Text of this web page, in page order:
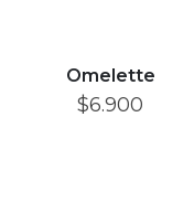
Omelette
$6.900